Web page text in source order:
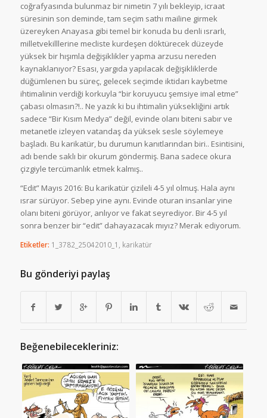
coğrafyasında bulunmaz bir nimetin 7 yılı bekleyip, icraat
süresinin son deminde, tam seçim sathı mailine girmek
üzereyken Anayasa gibi temel bir konuda bu denli ısrarlı,
milletvekilllerine mecliste kurdeşen döktürecek düzeyde
yüksek bir hışımla değişiklikler yapma arzusu nereden
kaynaklanıyor? Esası, yargıda yapılacak değişikliklerde
düğümlenen bu süreç, gelecek seçimde iktidarı kaybetme
ihtimalinin verdiği korkuyla “bir koruyucu şemsiye imal etme”
çabası olmasın?!.. Ne yazık ki bu ihtimalin yüksekliğini artık
sadece “Bir Kısım Medya” değil, evinde olanı biteni sabır ve
metanetle izleyen vatandaş da yüksek sesle söylemeye
başladı. Bu karikatür, bu durumun kanıtlarından biri.. Esintisini,
adı bende saklı bir okurum göndermiş. Bana sadece okura
çizgiyle tercümanlık etmek kalmış..
“Edit” Mayıs 2016: Bu karikatür çizileli 4-5 yıl olmuş. Hala aynı
ısrar sürüyor. Sebep yine aynı. Evinde oturan insanlar yine
olanı biteni görüyor, anlıyor ve fakat seyrediyor. Bir 4-5 yıl
sonra benzer bir “edit” dahayazacak mıyız? Merak ediyorum.
Etiketler: 1_3782_25042010_1 karikatür
Bu gönderiyi paylaş
Beğenebilecekleriniz: